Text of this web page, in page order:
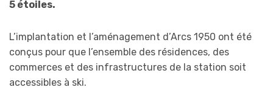
5 étoiles.
L’implantation et l’aménagement d’Arcs 1950 ont été
conçus pour que l’ensemble des résidences, des
commerces et des infrastructures de la station soit
accessibles à ski.